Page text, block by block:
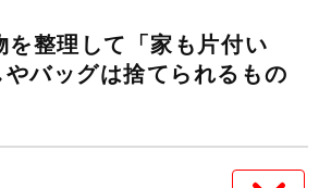
を整理して「家も片付い
バッグは捨てられるもの